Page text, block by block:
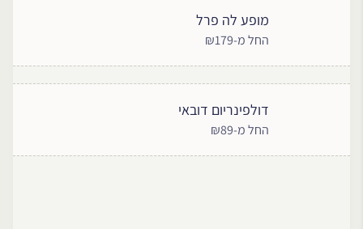
מופע לה פרל
החל מ-₪179
דולפינריום דובאי
החל מ-₪89